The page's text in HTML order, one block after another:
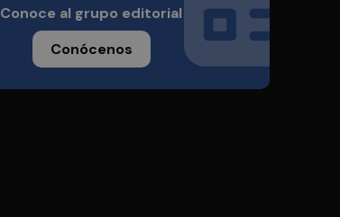
Conoce al grupo editorial
Conócenos